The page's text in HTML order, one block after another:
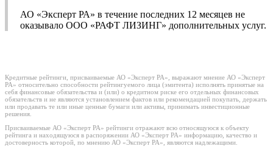
АО «Эксперт РА» в течение последних 12 месяцев не
оказывало ООО «РАФТ ЛИЗИНГ» дополнительных услуг.
Кредитные рейтинги, присваиваемые АО «Эксперт РА», выражают мнение АО «Эксперт
РА» относительно способности рейтингуемого лица (эмитента) исполнять принятые на
себя финансовые обязательства и (или) о кредитном риске его отдельных финансовых
обязательств и не являются установлением фактов или рекомендацией покупать, держать
или продавать те или иные ценные бумаги или активы, принимать инвестиционные
решения.
Присваиваемые АО «Эксперт РА» рейтинги отражают всю относящуюся к объекту
рейтинга и находящуюся в распоряжении АО «Эксперт РА» информацию, качество и
достоверность которой, по мнению АО «Эксперт РА», являются надлежащими.